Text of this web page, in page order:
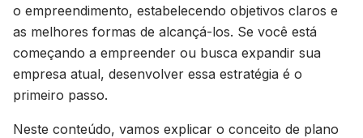
o empreendimento, estabelecendo objetivos claros e
as melhores formas de alcançá-los. Se você está
começando a empreender ou busca expandir sua
empresa atual, desenvolver essa estratégia é o
primeiro passo.
Neste conteúdo, vamos explicar o conceito de plano